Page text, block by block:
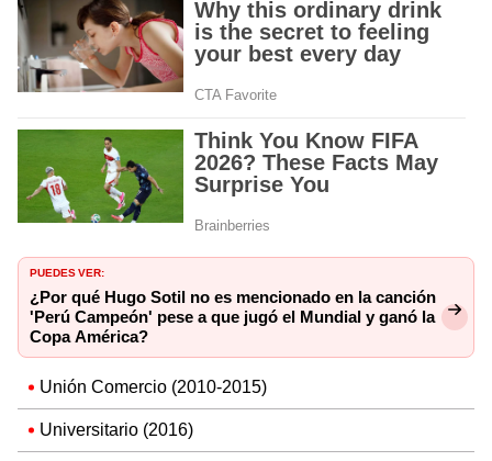
PUEDES VER:
¿Por qué Hugo Sotil no es mencionado en la canción
'Perú Campeón' pese a que jugó el Mundial y ganó la
Copa América?
Unión Comercio (2010-2015)
Universitario (2016)